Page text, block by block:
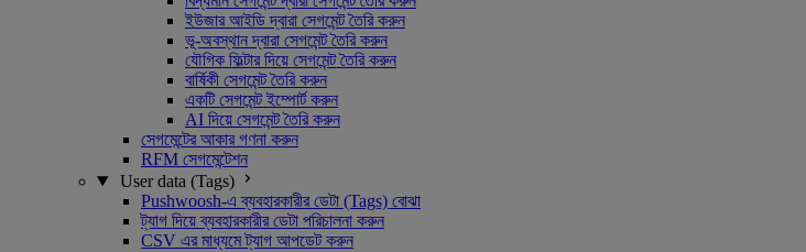
ইউজার আইডি দ্বারা সেগমেন্ট তৈরি করুন
ভূ-অবস্থান দ্বারা সেগমেন্ট তৈরি করুন
যৌগিক ফিল্টার দিয়ে সেগমেন্ট তৈরি করুন
বার্ষিকী সেগমেন্ট তৈরি করুন
একটি সেগমেন্ট ইম্পোর্ট করুন
AI দিয়ে সেগমেন্ট তৈরি করুন
সেগমেন্টের আকার গণনা করুন
RFM সেগমেন্টেশন
User data (Tags)
Pushwoosh-এ ব্যবহারকারীর ডেটা (Tags) বোঝা
ট্যাগ দিয়ে ব্যবহারকারীর ডেটা পরিচালনা করুন
CSV এর মাধ্যমে ট্যাগ আপডেট করুন